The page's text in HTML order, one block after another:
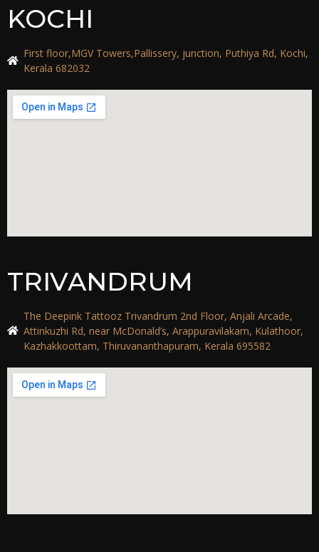
KOCHI
First floor,MGV Towers,Pallissery, junction, Puthiya Rd, Kochi,
Kerala 682032
TRIVANDRUM
The Deepink Tattooz Trivandrum 2nd Floor, Anjali Arcade,
Attinkuzhi Rd, near McDonald’s, Arappuravilakam, Kulathoor,
Kazhakkoottam, Thiruvananthapuram, Kerala 695582